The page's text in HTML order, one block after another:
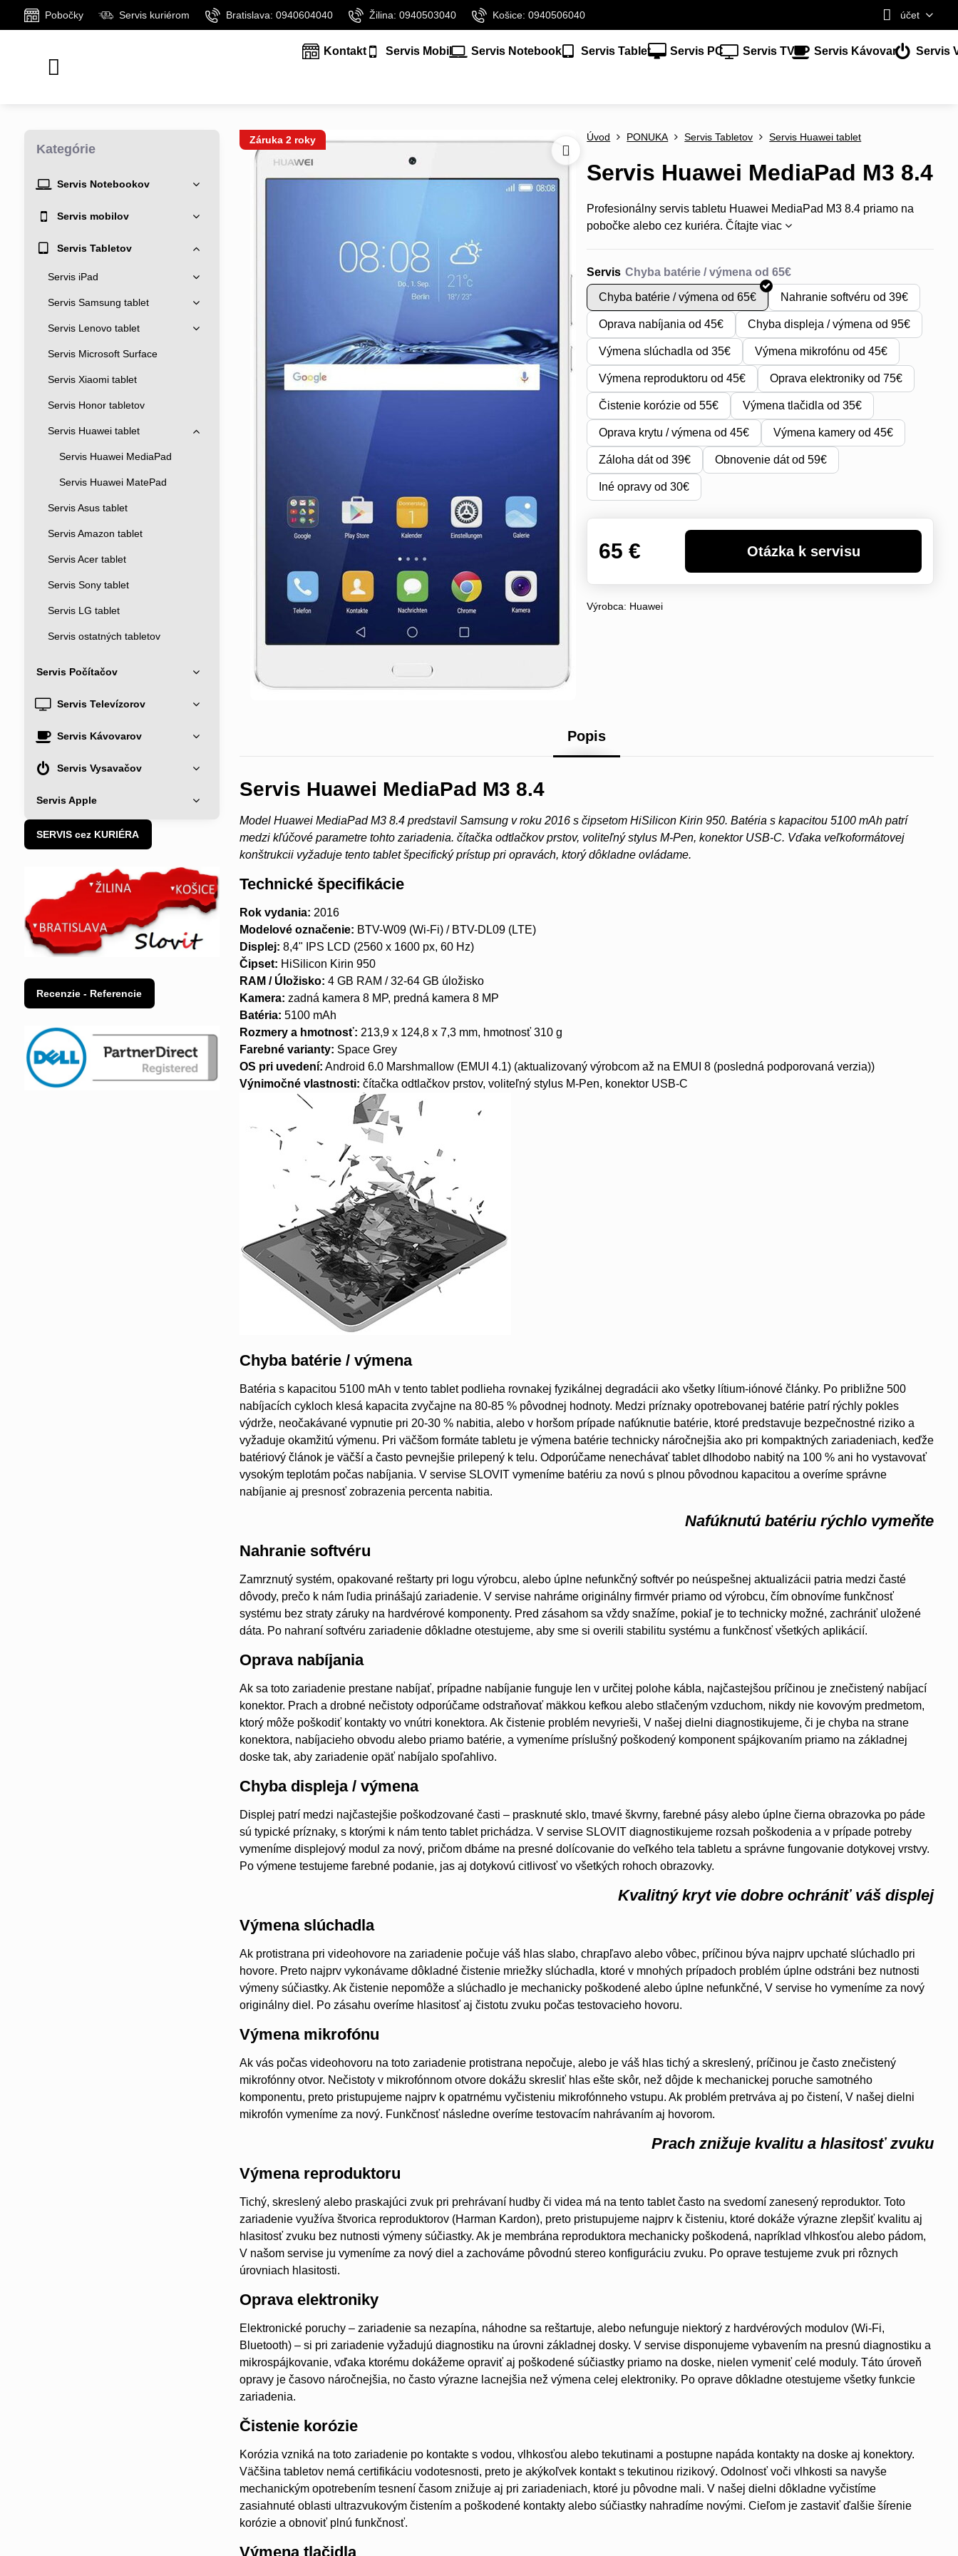
Pobočky Servis kuriérom Bratislava: 0940604040 Žilina: 0940503040 Košice: 0940506040 účet
Kontakt Servis Mobil Servis Notebook Servis Tablet Servis PC Servis TV Servis Kávovar Servis
Záruka 2 roky Úvod PONUKA Servis Tabletov Servis Huawei tablet
Servis Huawei MediaPad M3 8.4
Profesionálny servis tabletu Huawei MediaPad M3 8.4 priamo na
pobočke alebo cez kuriéra.Čítajte viac
Servis
Chyba batérie / výmena od 65€ Nahranie softvéru od 39€
Oprava nabíjania od 45€ Chyba displeja / výmena od 95€
Výmena slúchadla od 35€ Výmena mikrofónu od 45€
Výmena reproduktoru od 45€ Oprava elektroniky od 75€
Čistenie korózie od 55€ Výmena tlačidla od 35€
Oprava krytu / výmena od 45€ Výmena kamery od 45€
Záloha dát od 39€ Obnovenie dát od 59€
Iné opravy od 30€
65 €
Výrobca: Huawei
Popis
Servis Huawei MediaPad M3 8.4
Model Huawei MediaPad M3 8.4 predstavil Samsung v roku 2016 s čipsetom HiSilicon Kirin 950. Batéria s kapacitou 5100 mAh patrí
medzi kľúčové parametre tohto zariadenia. čítačka odtlačkov prstov, voliteľný stylus M-Pen, konektor USB-C. Vďaka veľkoformátovej
konštrukcii vyžaduje tento tablet špecifický prístup pri opravách, ktorý dôkladne ovládame.
Technické špecifikácie
Rok vydania: 2016
Modelové označenie: BTV-W09 (Wi-Fi) / BTV-DL09 (LTE)
Displej: 8,4" IPS LCD (2560 x 1600 px, 60 Hz)
Čipset: HiSilicon Kirin 950
RAM / Úložisko: 4 GB RAM / 32-64 GB úložisko
Kamera: zadná kamera 8 MP, predná kamera 8 MP
Batéria: 5100 mAh
Rozmery a hmotnosť: 213,9 x 124,8 x 7,3 mm, hmotnosť 310 g
Farebné varianty: Space Grey
OS pri uvedení: Android 6.0 Marshmallow (EMUI 4.1) (aktualizovaný výrobcom až na EMUI 8 (posledná podporovaná verzia))
Výnimočné vlastnosti: čítačka odtlačkov prstov, voliteľný stylus M-Pen, konektor USB-C
Chyba batérie / výmena
Batéria s kapacitou 5100 mAh v tento tablet podlieha rovnakej fyzikálnej degradácii ako všetky lítium-iónové články. Po približne 500
nabíjacích cykloch klesá kapacita zvyčajne na 80-85 % pôvodnej hodnoty. Medzi príznaky opotrebovanej batérie patrí rýchly pokles
výdrže, neočakávané vypnutie pri 20-30 % nabitia, alebo v horšom prípade nafúknutie batérie, ktoré predstavuje bezpečnostné riziko a
vyžaduje okamžitú výmenu. Pri väčšom formáte tabletu je výmena batérie technicky náročnejšia ako pri kompaktných zariadeniach, keďže
batériový článok je väčší a často pevnejšie prilepený k telu. Odporúčame nenechávať tablet dlhodobo nabitý na 100 % ani ho vystavovať
vysokým teplotám počas nabíjania. V servise SLOVIT vymeníme batériu za novú s plnou pôvodnou kapacitou a overíme správne
nabíjanie aj presnosť zobrazenia percenta nabitia.
Nafúknutú batériu rýchlo vymeňte
Nahranie softvéru
Zamrznutý systém, opakované reštarty pri logu výrobcu, alebo úplne nefunkčný softvér po neúspešnej aktualizácii patria medzi časté
dôvody, prečo k nám ľudia prinášajú zariadenie. V servise nahráme originálny firmvér priamo od výrobcu, čím obnovíme funkčnosť
systému bez straty záruky na hardvérové komponenty. Pred zásahom sa vždy snažíme, pokiaľ je to technicky možné, zachrániť uložené
dáta. Po nahraní softvéru zariadenie dôkladne otestujeme, aby sme si overili stabilitu systému a funkčnosť všetkých aplikácií.
Oprava nabíjania
Ak sa toto zariadenie prestane nabíjať, prípadne nabíjanie funguje len v určitej polohe kábla, najčastejšou príčinou je znečistený nabíjací
konektor. Prach a drobné nečistoty odporúčame odstraňovať mäkkou kefkou alebo stlačeným vzduchom, nikdy nie kovovým predmetom,
ktorý môže poškodiť kontakty vo vnútri konektora. Ak čistenie problém nevyrieši, V našej dielni diagnostikujeme, či je chyba na strane
konektora, nabíjacieho obvodu alebo priamo batérie, a vymeníme príslušný poškodený komponent spájkovaním priamo na základnej
doske tak, aby zariadenie opäť nabíjalo spoľahlivo.
Chyba displeja / výmena
Displej patrí medzi najčastejšie poškodzované časti – prasknuté sklo, tmavé škvrny, farebné pásy alebo úplne čierna obrazovka po páde
sú typické príznaky, s ktorými k nám tento tablet prichádza. V servise SLOVIT diagnostikujeme rozsah poškodenia a v prípade potreby
vymeníme displejový modul za nový, pričom dbáme na presné dolícovanie do veľkého tela tabletu a správne fungovanie dotykovej vrstvy.
Po výmene testujeme farebné podanie, jas aj dotykovú citlivosť vo všetkých rohoch obrazovky.
Kvalitný kryt vie dobre ochrániť váš displej
Výmena slúchadla
Ak protistrana pri videohovore na zariadenie počuje váš hlas slabo, chrapľavo alebo vôbec, príčinou býva najprv upchaté slúchadlo pri
hovore. Preto najprv vykonávame dôkladné čistenie mriežky slúchadla, ktoré v mnohých prípadoch problém úplne odstráni bez nutnosti
výmeny súčiastky. Ak čistenie nepomôže a slúchadlo je mechanicky poškodené alebo úplne nefunkčné, V servise ho vymeníme za nový
originálny diel. Po zásahu overíme hlasitosť aj čistotu zvuku počas testovacieho hovoru.
Výmena mikrofónu
Ak vás počas videohovoru na toto zariadenie protistrana nepočuje, alebo je váš hlas tichý a skreslený, príčinou je často znečistený
mikrofónny otvor. Nečistoty v mikrofónnom otvore dokážu skresliť hlas ešte skôr, než dôjde k mechanickej poruche samotného
komponentu, preto pristupujeme najprv k opatrnému vyčisteniu mikrofónneho vstupu. Ak problém pretrváva aj po čistení, V našej dielni
mikrofón vymeníme za nový. Funkčnosť následne overíme testovacím nahrávaním aj hovorom.
Prach znižuje kvalitu a hlasitosť zvuku
Výmena reproduktoru
Tichý, skreslený alebo praskajúci zvuk pri prehrávaní hudby či videa má na tento tablet často na svedomí zanesený reproduktor. Toto
zariadenie využíva štvorica reproduktorov (Harman Kardon), preto pristupujeme najprv k čisteniu, ktoré dokáže výrazne zlepšiť kvalitu aj
hlasitosť zvuku bez nutnosti výmeny súčiastky. Ak je membrána reproduktora mechanicky poškodená, napríklad vlhkosťou alebo pádom,
V našom servise ju vymeníme za nový diel a zachováme pôvodnú stereo konfiguráciu zvuku. Po oprave testujeme zvuk pri rôznych
úrovniach hlasitosti.
Oprava elektroniky
Elektronické poruchy – zariadenie sa nezapína, náhodne sa reštartuje, alebo nefunguje niektorý z hardvérových modulov (Wi-Fi,
Bluetooth) – si pri zariadenie vyžadujú diagnostiku na úrovni základnej dosky. V servise disponujeme vybavením na presnú diagnostiku a
mikrospájkovanie, vďaka ktorému dokážeme opraviť aj poškodené súčiastky priamo na doske, nielen vymeniť celé moduly. Táto úroveň
opravy je časovo náročnejšia, no často výrazne lacnejšia než výmena celej elektroniky. Po oprave dôkladne otestujeme všetky funkcie
zariadenia.
Čistenie korózie
Korózia vzniká na toto zariadenie po kontakte s vodou, vlhkosťou alebo tekutinami a postupne napáda kontakty na doske aj konektory.
Väčšina tabletov nemá certifikáciu vodotesnosti, preto je akýkoľvek kontakt s tekutinou rizikový. Odolnosť voči vlhkosti sa navyše
mechanickým opotrebením tesnení časom znižuje aj pri zariadeniach, ktoré ju pôvodne mali. V našej dielni dôkladne vyčistíme
zasiahnuté oblasti ultrazvukovým čistením a poškodené kontakty alebo súčiastky nahradíme novými. Cieľom je zastaviť ďalšie šírenie
korózie a obnoviť plnú funkčnosť.
Výmena tlačidla
Kategórie
Servis Notebookov
Servis mobilov
Servis Tabletov
Servis iPad
Servis Samsung tablet
Servis Lenovo tablet
Servis Microsoft Surface
Servis Xiaomi tablet
Servis Honor tabletov
Servis Huawei tablet
Servis Huawei MediaPad
Servis Huawei MatePad
Servis Asus tablet
Servis Amazon tablet
Servis Acer tablet
Servis Sony tablet
Servis LG tablet
Servis ostatných tabletov
Servis Počítačov
Servis Televízorov
Servis Kávovarov
Servis Vysavačov
Servis Apple
SERVIS cez KURIÉRA
Recenzie - Referencie